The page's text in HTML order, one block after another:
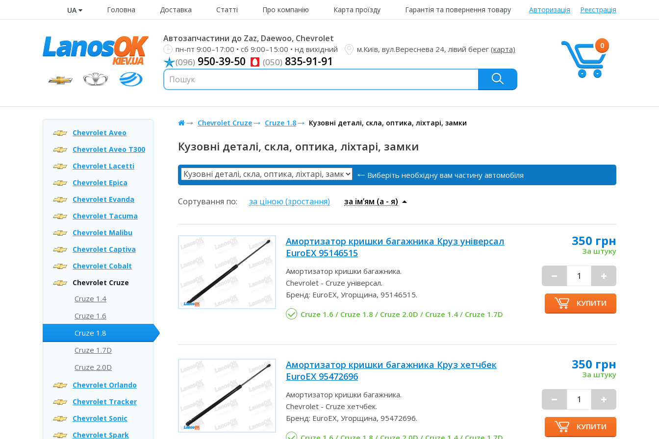
UA Головна Доставка Статті Про компанію Карта проїзду Гарантія та повернення товару Авторизація Реєстрація
0
Автозапчастини до Zaz, Daewoo, Chevrolet
пн-пт 9:00–17:00 • сб 9:00–15:00 • нд вихідний м.Київ, вул.Вереснева 24, лівий берег (карта)
(096) 950-39-50 (050) 835-91-91
Chevrolet Aveo
Chevrolet Aveo T300
Chevrolet Lacetti
Chevrolet Epica
Chevrolet Evanda
Chevrolet Tacuma
Chevrolet Malibu
Chevrolet Captiva
Chevrolet Cobalt
Chevrolet Cruze
Cruze 1.4
Cruze 1.6
Cruze 1.8
Cruze 1.7D
Cruze 2.0D
Chevrolet Orlando
Chevrolet Tracker
Chevrolet Sonic
Chevrolet Spark
Chevrolet Cruze Cruze 1.8 Кузовні деталі, скла, оптика, ліхтарі, замки
Кузовні деталі, скла, оптика, ліхтарі, замки
Виберіть необхідну вам частину автомобіля
Сортування по: за ціною (зростання) за ім’ям (a - я)
350 грн
За штуку
КУПИТИ
Амортизатор кришки багажника Круз універсал
EuroEX 95146515
Амортизатор кришки багажника.
Chevrolet - Cruze універсал.
Бренд: EuroEX, Угорщина, 95146515.
Cruze 1.6 / Cruze 1.8 / Cruze 2.0D / Cruze 1.4 / Cruze 1.7D
350 грн
За штуку
КУПИТИ
Амортизатор кришки багажника Круз хетчбек
EuroEX 95472696
Амортизатор кришки багажника.
Chevrolet - Cruze хетчбек.
Бренд: EuroEX, Угорщина, 95472696.